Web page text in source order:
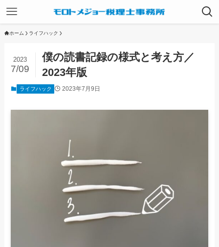
ホーム ライフハック
僕の読書記録の様式と考え方／
2023年版
2023
7/09
ライフハック 2023年7月9日